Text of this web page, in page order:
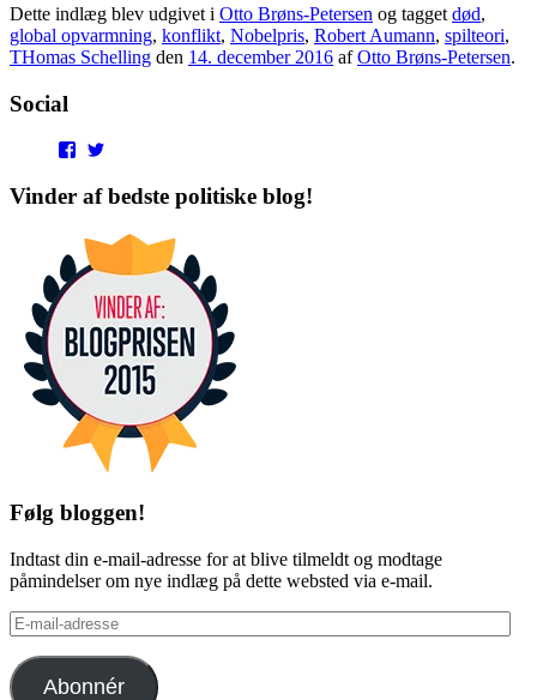
Dette indlæg blev udgivet i Otto Brøns-Petersen og tagget død,
global opvarmning, konflikt, Nobelpris, Robert Aumann, spilteori,
THomas Schelling den 14. december 2016 afOtto Brøns-Petersen.
Social
View
profile
on
profile
on
Vinder af bedste politiske blog!
Følg bloggen!
Indtast din e-mail-adresse for at blive tilmeldt og modtage
påmindelser om nye indlæg på dette websted via e-mail.
E-
mail-
adresse
Abonnér